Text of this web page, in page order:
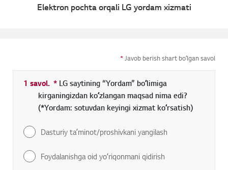
Elektron pochta orqali LG yordam xizmati
*Javob berish shart boʻlgan savol
1 savol. * Toʻldirish shart boʻlgan maydon
LG saytining “Yordam” boʻlimiga
kirganingizdan koʻzlangan maqsad nima edi?
(*Yordam: sotuvdan keyingi xizmat koʻrsatish)
Dasturiy taʼminot/proshivkani yangilash
Foydalanishga oid yoʻriqonmani qidirish